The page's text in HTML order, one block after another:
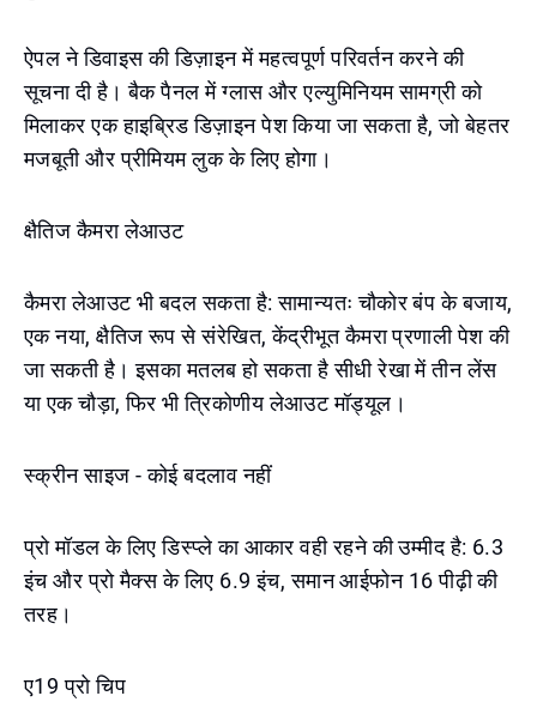
ऐपल ने डिवाइस की डिज़ाइन में महत्वपूर्ण परिवर्तन करने की
सूचना दी है। बैक पैनल में ग्लास और एल्युमिनियम सामग्री को
मिलाकर एक हाइब्रिड डिज़ाइन पेश किया जा सकता है, जो बेहतर
मजबूती और प्रीमियम लुक के लिए होगा।
क्षैतिज कैमरा लेआउट
कैमरा लेआउट भी बदल सकता है: सामान्यतः चौकोर बंप के बजाय,
एक नया, क्षैतिज रूप से संरेखित, केंद्रीभूत कैमरा प्रणाली पेश की
जा सकती है। इसका मतलब हो सकता है सीधी रेखा में तीन लेंस
या एक चौड़ा, फिर भी त्रिकोणीय लेआउट मॉड्यूल।
स्क्रीन साइज - कोई बदलाव नहीं
प्रो मॉडल के लिए डिस्प्ले का आकार वही रहने की उम्मीद है: 6.3
इंच और प्रो मैक्स के लिए 6.9 इंच, समान आईफोन 16 पीढ़ी की
तरह।
ए19 प्रो चिप